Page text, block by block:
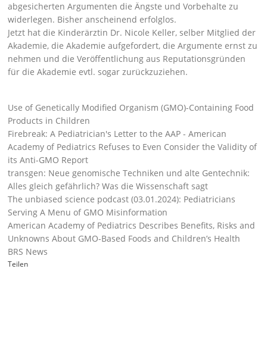
abgesicherten Argumenten die Ängste und Vorbehalte zu
widerlegen. Bisher anscheinend erfolglos.
Jetzt hat die Kinderärztin Dr. Nicole Keller, selber Mitglied der
Akademie, die Akademie aufgefordert, die Argumente ernst zu
nehmen und die Veröffentlichung aus Reputationsgründen
für die Akademie evtl. sogar zurückzuziehen.
Use of Genetically Modified Organism (GMO)-Containing Food
Products in Children
Firebreak: A Pediatrician's Letter to the AAP - American
Academy of Pediatrics Refuses to Even Consider the Validity of
its Anti-GMO Report
transgen: Neue genomische Techniken und alte Gentechnik:
Alles gleich gefährlich? Was die Wissenschaft sagt
The unbiased science podcast (03.01.2024): Pediatricians
Serving A Menu of GMO Misinformation
American Academy of Pediatrics Describes Benefits, Risks and
Unknowns About GMO-Based Foods and Children’s Health
BRS News
Teilen